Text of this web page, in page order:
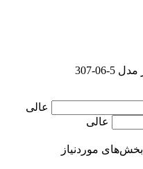
عالی
عالی
بخش‌های موردنیاز